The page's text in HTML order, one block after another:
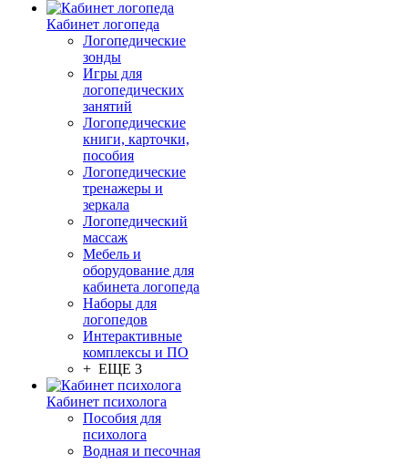
Кабинет логопеда
Логопедические
зонды
Игры для
логопедических
занятий
Логопедические
книги, карточки,
пособия
Логопедические
тренажеры и
зеркала
Логопедический
массаж
Мебель и
оборудование для
кабинета логопеда
Наборы для
логопедов
Интерактивные
комплексы и ПО
+ ЕЩЕ 3
Кабинет психолога
Пособия для
психолога
Водная и песочная